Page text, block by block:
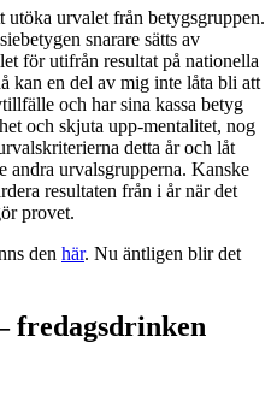
utöka urvalet från betygsgruppen.
snarare sätts av
för utifrån resultat på nationella
kan en del av mig inte låta bli att
och har sina kassa betyg
och skjuta upp-mentalitet, nog
detta år och låt
andra urvalsgrupperna. Kanske
resultaten från i år när det
provet.
den här. Nu äntligen blir det
fredagsdrinken